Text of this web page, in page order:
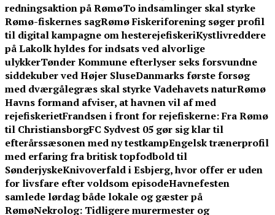
redningsaktion på RømøTo indsamlinger skal styrke
Rømø-fiskernes sagRømø Fiskeriforening søger profil
til digital kampagne om hesterejefiskeriKystlivreddere
på Lakolk hyldes for indsats ved alvorlige
ulykkerTønder Kommune efterlyser seks forsvundne
siddekuber ved Højer SluseDanmarks første forsøg
med dværgålegræs skal styrke Vadehavets naturRømø
Havns formand afviser, at havnen vil af med
rejefiskerietFrandsen i front for rejefiskerne: Fra Rømø
til ChristiansborgFC Sydvest 05 gør sig klar til
efterårssæsonen med ny testkampEngelsk trænerprofil
med erfaring fra britisk topfodbold til
SønderjyskeKnivoverfald i Esbjerg, hvor offer er uden
for livsfare efter voldsom episodeHavnefesten
samlede lørdag både lokale og gæster på
RømøNekrolog: Tidligere murermester og